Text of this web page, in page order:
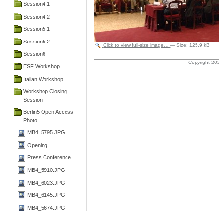
Session4.1
Session4.2
Session5.1
Session5.2
Session6
ESF Workshop
Italian Workshop
Workshop Closing
Session
Berlin5 Open Access
Photo
MB4_5795.JPG
Opening
Press Conference
MB4_5910.JPG
MB4_6023.JPG
MB4_6145.JPG
MB4_5674.JPG
Click to view full-size image… —Size:125.9 kB
Copyright